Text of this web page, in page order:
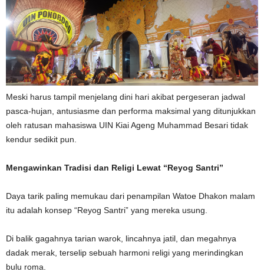
Meski harus tampil menjelang dini hari akibat pergeseran jadwal
pasca-hujan, antusiasme dan performa maksimal yang ditunjukkan
oleh ratusan mahasiswa UIN Kiai Ageng Muhammad Besari tidak
kendur sedikit pun.
Mengawinkan Tradisi dan Religi Lewat “Reyog Santri”
Daya tarik paling memukau dari penampilan Watoe Dhakon malam
itu adalah konsep “Reyog Santri” yang mereka usung.
Di balik gagahnya tarian warok, lincahnya jatil, dan megahnya
dadak merak, terselip sebuah harmoni religi yang merindingkan
bulu roma.